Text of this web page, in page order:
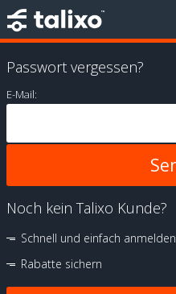
Passwort vergessen?
E-Mail:
Noch kein Talixo Kunde?
Schnell und einfach anmelden
Rabatte sichern